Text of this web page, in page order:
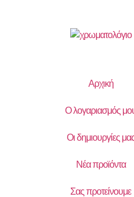
Αρχική
Ο λογαριασμός
Οι δημιουργίες
Νέα προϊόντα
Σας προτείνουμε